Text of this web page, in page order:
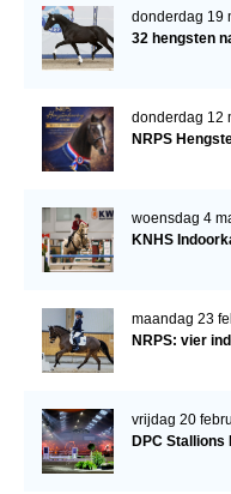
donderdag 19
32 hengsten
donderdag 12
NRPS
woensdag 4
KNHS
maandag 23
NRPS: vier
vrijdag 20
DPC Stallions